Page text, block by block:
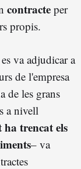
contracte per
propis.
va adjudicar a
de l'empresa
de les grans
a nivell
trencat els
– va